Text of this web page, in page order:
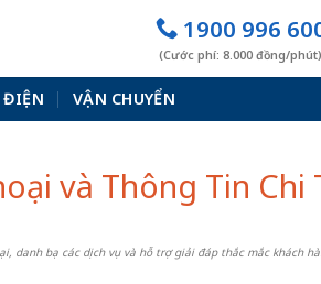
1900 996
(Cước phí: 8.000 đồng/phút)
ĐIỆN VẬN CHUYỂN
và Thông Tin Chi
danh bạ các dịch vụ và hỗ trợ giải đáp thắc mắc khách